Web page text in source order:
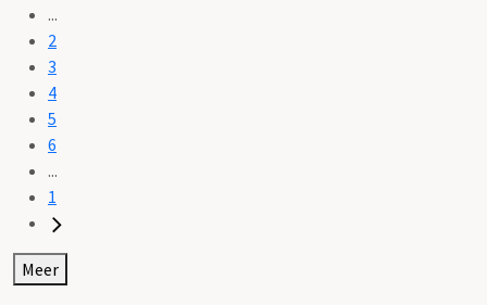
...
2
3
4
5
6
...
1
Meer